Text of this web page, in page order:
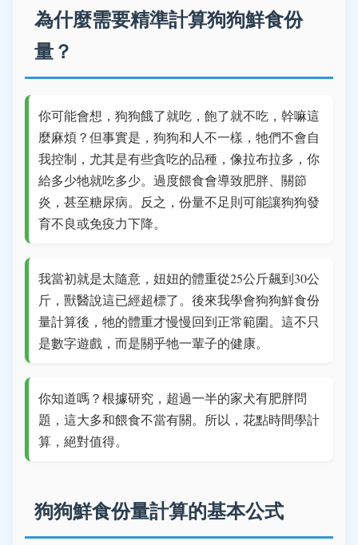
為什麼需要精準計算狗狗鮮食份
量？
你可能會想，狗狗餓了就吃，飽了就不吃，幹嘛這
麼麻煩？但事實是，狗狗和人不一樣，牠們不會自
我控制，尤其是有些貪吃的品種，像拉布拉多，你
給多少牠就吃多少。過度餵食會導致肥胖、關節
炎，甚至糖尿病。反之，份量不足則可能讓狗狗發
育不良或免疫力下降。
我當初就是太隨意，妞妞的體重從25公斤飆到30公
斤，獸醫說這已經超標了。後來我學會狗狗鮮食份
量計算後，牠的體重才慢慢回到正常範圍。這不只
是數字遊戲，而是關乎牠一輩子的健康。
你知道嗎？根據研究，超過一半的家犬有肥胖問
題，這大多和餵食不當有關。所以，花點時間學計
算，絕對值得。
狗狗鮮食份量計算的基本公式